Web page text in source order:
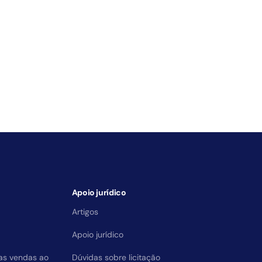
vendas ao
Apoio jurídico
Artigos
Apoio jurídico
Dúvidas sobre licitação